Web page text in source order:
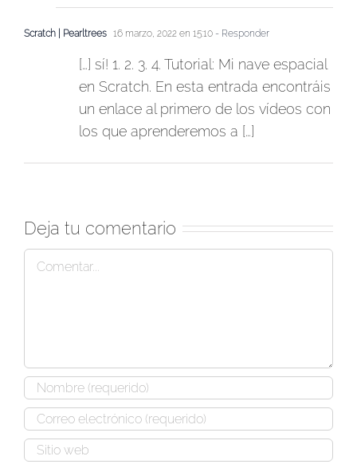
Scratch | Pearltrees 16 marzo, 2022 en 15:10 - Responder
[…] sí! 1. 2. 3. 4. Tutorial: Mi nave espacial
en Scratch. En esta entrada encontráis
un enlace al primero de los vídeos con
los que aprenderemos a […]
Deja tu comentario
Comentar